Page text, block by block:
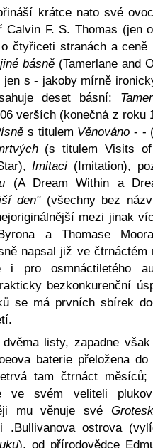
krátce nato své
Calvin F. S. Thomas (jen
čtyřiceti stranách a ceně
básně(Tamerlane and
jen s - jakoby mírně
deset básní:
verších (konečná z roku
s titulem Věnováno - -
(s titulem Visits
Imitaci (Imitation),
(A Dream Within a
den"(všechny bez
mezi jinak
a Thomase
napsal již ve čtrnáctém
pro osmnáctiletého
bezkonkurenční
se má prvních sbírek
listy, zapadne
baterie přeložena do
tam čtrnáct měsíců;
ve svém veliteli
mu věnuje své
.Bullivanova ostrova
), od přírodovědce